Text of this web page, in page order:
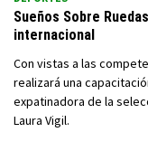
Sueños Sobre
internacional
Con vistas a las
realizará una
expatinadora de la
Laura Vigil.